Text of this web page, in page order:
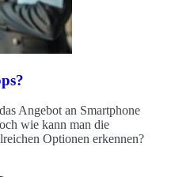
Angebot an Smartphone
wie kann man die
Optionen erkennen?